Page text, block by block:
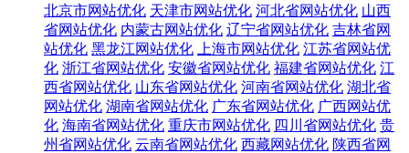
北京市网站优化 天津市网站优化 河北省网站优化 山西
省网站优化 内蒙古网站优化 辽宁省网站优化 吉林省网
站优化 黑龙江网站优化 上海市网站优化 江苏省网站优
化 浙江省网站优化 安徽省网站优化 福建省网站优化 江
西省网站优化 山东省网站优化 河南省网站优化 湖北省
网站优化 湖南省网站优化 广东省网站优化 广西网站优
化 海南省网站优化 重庆市网站优化 四川省网站优化 贵
州省网站优化 云南省网站优化 西藏网站优化 陕西省网